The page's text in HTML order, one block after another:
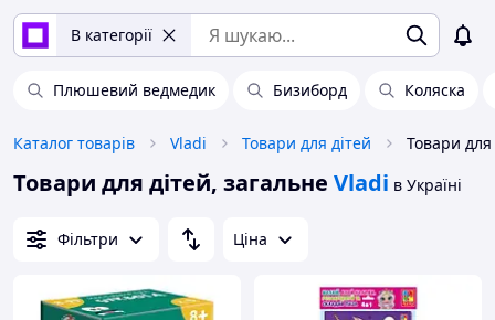
В категорії
Плюшевий ведмедик Бизиборд Коляска
Каталог товарів Vladi Товари для дітей Товари для
Товари для дітей, загальне Vladi в Україні
Фільтри Ціна